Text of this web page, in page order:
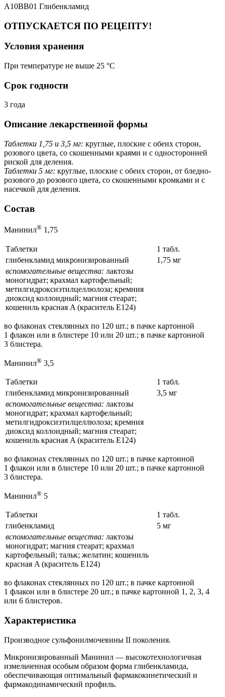
A10BB01 Глибенкламид
ОТПУСКАЕТСЯ ПО РЕЦЕПТУ!
Условия хранения
При температуре не выше 25 °C
Срок годности
3 года
Описание лекарственной формы
Таблетки 1,75 и 3,5 мг: круглые, плоские с обеих сторон,
розового цвета, со скошенными краями и с односторонней
риской для деления.
Таблетки 5 мг: круглые, плоские с обеих сторон, от бледно-
розового до розового цвета, со скошенными кромками и с
насечкой для деления.
Состав
Манинил® 1,75
Таблетки
1 табл.
глибенкламид микронизированный
1,75 мг
вспомогательные вещества: лактозы
моногидрат; крахмал картофельный;
метилгидроксиэтилцеллюлоза; кремния
диоксид коллоидный; магния стеарат;
кошениль красная A (краситель Е124)
во флаконах стеклянных по 120 шт.; в пачке картонной
1 флакон или в блистере 10 или 20 шт.; в пачке картонной
3 блистера.
Манинил® 3,5
Таблетки
1 табл.
глибенкламид микронизированный
3,5 мг
вспомогательные вещества: лактозы
моногидрат; крахмал картофельный;
метилгидроксиэтилцеллюлоза; кремния
диоксид коллоидный; магния стеарат;
кошениль красная A (краситель Е124)
во флаконах стеклянных по 120 шт.; в пачке картонной
1 флакон или в блистере 10 или 20 шт.; в пачке картонной
3 блистера.
Манинил® 5
Таблетки
1 табл.
глибенкламид
5 мг
вспомогательные вещества: лактозы
моногидрат; магния стеарат; крахмал
картофельный; тальк; желатин; кошениль
красная A (краситель Е124)
во флаконах стеклянных по 120 шт.; в пачке картонной
1 флакон или в блистере 20 шт.; в пачке картонной 1, 2, 3, 4
или 6 блистеров.
Характеристика
Производное сульфонилмочевины II поколения.
Микронизированный Манинил — высокотехнологичная
измельченная особым образом форма глибенкламида,
обеспечивающая оптимальный фармакокинетический и
фармакодинамический профиль.